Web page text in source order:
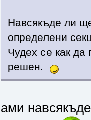
Навсякъде ли
определени
Чудех се как да
решен.
ами